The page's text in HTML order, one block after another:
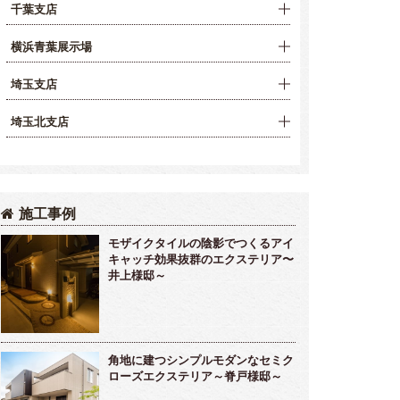
千葉支店
横浜青葉展示場
埼玉支店
埼玉北支店
施工事例
モザイクタイルの陰影でつくるアイ
キャッチ効果抜群のエクステリア〜
井上様邸～
角地に建つシンプルモダンなセミク
ローズエクステリア～脊戸様邸～